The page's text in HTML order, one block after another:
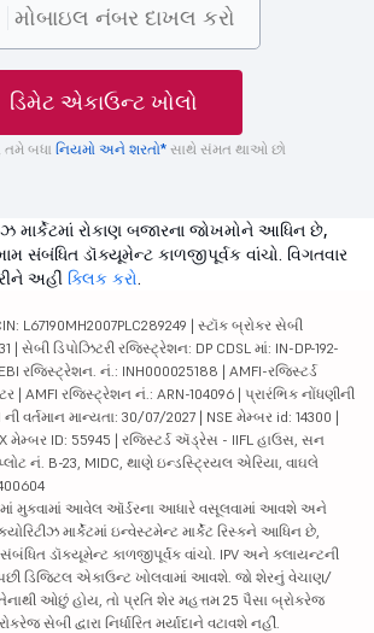
ડિમેટ એકાઉન્ટ ખોલો
બધા નિયમો અને શરતો*સાથે સંમત થાઓ છો
માર્કેટમાં રોકાણ બજારના જોખમોને આધિન છે,
સંબંધિત ડૉક્યૂમેન્ટ કાળજીપૂર્વક વાંચો. વિગતવાર
અહીં ક્લિક કરો.
L67190MH2007PLC289249 | સ્ટૉક બ્રોકર સેબી
| સેબી ડિપોઝિટરી રજિસ્ટ્રેશન: DP CDSL માં: IN-DP-192-
રજિસ્ટ્રેશન. નં.: INH000025188 | AMFI-રજિસ્ટર્ડ
AMFI રજિસ્ટ્રેશન નં.: ARN-104096 | પ્રારંભિક નોંધણીની
વર્તમાન માન્યતા: 30/07/2027 | NSE મેમ્બર id: 14300 |
મેમ્બર ID: 55945 | રજિસ્ટર્ડ ઍડ્રેસ - IIFL હાઉસ, સન
પ્લોટ નં. B-23, MIDC, થાણે ઇન્ડસ્ટ્રિયલ એરિયા, વાઘલે
મુકવામાં આવેલ ઑર્ડરના આધારે વસૂલવામાં આવશે અને
માર્કેટમાં ઇન્વેસ્ટમેન્ટ માર્કેટ રિસ્કને આધિન છે,
ડૉક્યૂમેન્ટ કાળજીપૂર્વક વાંચો. IPV અને ક્લાયન્ટની
ડિજિટલ એકાઉન્ટ ખોલવામાં આવશે. જો શેરનું વેચાણ/
ઓછું હોય, તો પ્રતિ શેર મહત્તમ 25 પૈસા બ્રોકરેજ
સેબી દ્વારા નિર્ધારિત મર્યાદાને વટાવશે નહીં.